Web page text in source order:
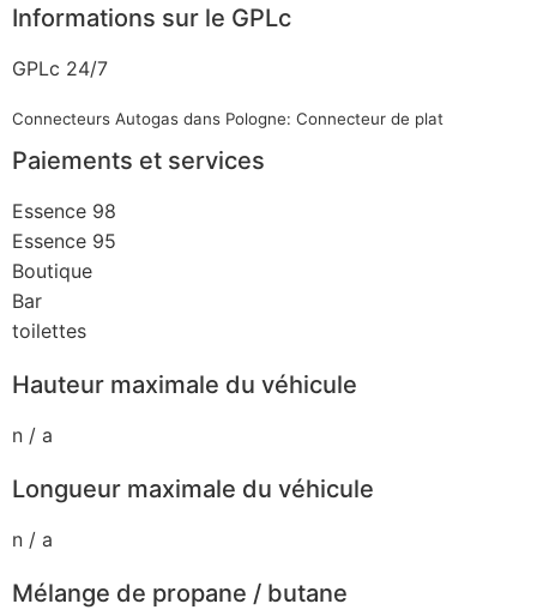
Informations sur le GPLc
GPLc 24/7
Connecteurs Autogas dans Pologne: Connecteur de plat
Paiements et services
Essence 98
Essence 95
Boutique
Bar
toilettes
Hauteur maximale du véhicule
n / a
Longueur maximale du véhicule
n / a
Mélange de propane / butane